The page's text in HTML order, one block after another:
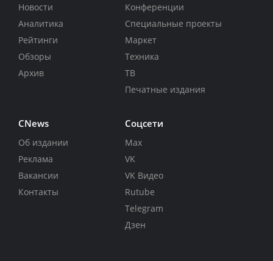
Новости
Аналитика
Рейтинги
Обзоры
Архив
Конференции
Специальные проекты
Маркет
Техника
ТВ
Печатные издания
CNews
Об издании
Реклама
Вакансии
Контакты
Соцсети
Max
VK
VK Видео
Rutube
Telegram
Дзен